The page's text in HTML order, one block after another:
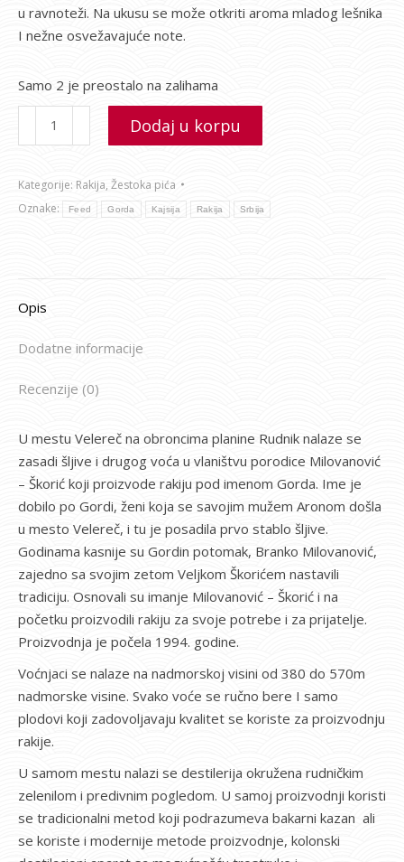
u ravnoteži. Na ukusu se može otkriti aroma mladog lešnika
I nežne osvežavajuće note.
Samo 2 je preostalo na zalihama
Dodaj u korpu
Kategorije: Rakija, Žestoka pića
Oznake:
Feed Gorda Kajsija Rakija Srbija
Opis
Dodatne informacije
Recenzije (0)
U mestu Velereč na obroncima planine Rudnik nalaze se
zasadi šljive i drugog voća u vlaništvu porodice Milovanović
– Škorić koji proizvode rakiju pod imenom Gorda. Ime je
dobilo po Gordi, ženi koja se savojim mužem Aronom došla
u mesto Velereč, i tu je posadila prvo stablo šljive.
Godinama kasnije su Gordin potomak, Branko Milovanović,
zajedno sa svojim zetom Veljkom Škorićem nastavili
tradiciju. Osnovali su imanje Milovanović – Škorić i na
početku proizvodili rakiju za svoje potrebe i za prijatelje.
Proizvodnja je počela 1994. godine.
Voćnjaci se nalaze na nadmorskoj visini od 380 do 570m
nadmorske visine. Svako voće se ručno bere I samo
plodovi koji zadovoljavaju kvalitet se koriste za proizvodnju
rakije.
U samom mestu nalazi se destilerija okružena rudničkim
zelenilom i predivnim pogledom. U samoj proizvodnji koristi
se tradicionalni metod koji podrazumeva bakarni kazan ali
se koriste i modernije metode proizvodnje, kolonski